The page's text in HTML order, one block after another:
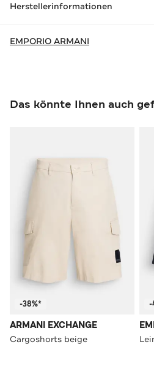
Herstellerinformationen
EMPORIO ARMANI
Das könnte Ihnen auch
-38%*
ARMANI EXCHANGE
Cargoshorts beige
-